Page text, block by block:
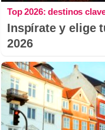
Top 2026: destinos
Inspírate y elige
2026